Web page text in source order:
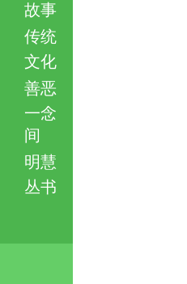
故事
传统
文化
善恶
一念
间
明慧
丛书